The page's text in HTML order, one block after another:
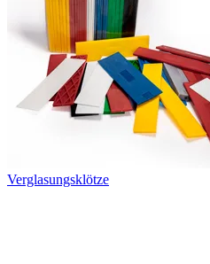
Verglasungsklötze